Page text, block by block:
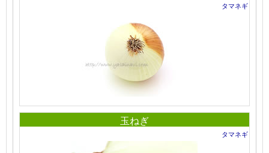
タマネギ
玉ねぎ
タマネギ